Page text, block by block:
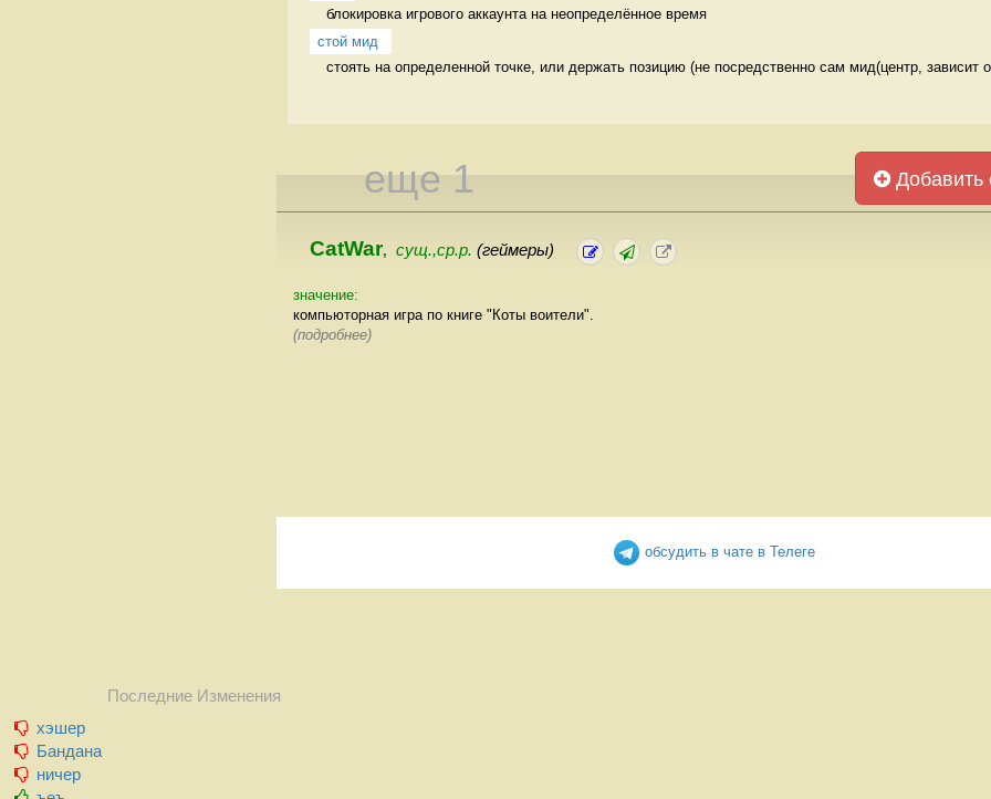
блокировка игрового аккаунта на неопределённое время
стой мид
стоять на определенной точке, или держать позицию (не посредственно сам мид(центр, зависит
еще 1 Добавить
CatWar, сущ.,ср.р. (геймеры)
значение:
компьюторная игра по книге "Коты воители".
(подробнее)
обсудить в чате в Телеге
Последние Изменения
хэшер
Бандана
ничер